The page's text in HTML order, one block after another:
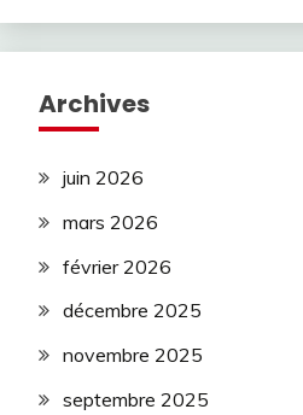
Archives
juin 2026
mars 2026
février 2026
décembre 2025
novembre 2025
septembre 2025